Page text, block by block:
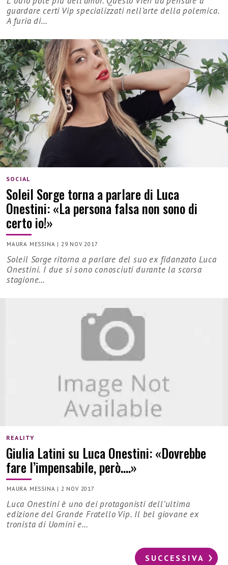
guardare certi Vip specializzati nell’arte della polemica.
A furia di…
SOCIAL
Soleil Sorge torna a parlare di Luca
Onestini: «La persona falsa non sono di
certo io!»
MAURA MESSINA | 29 NOV 2017
Soleil Sorge ritorna a parlare del suo ex fidanzato Luca
Onestini. I due si sono conosciuti durante la scorsa
stagione…
REALITY
Giulia Latini su Luca Onestini: «Dovrebbe
fare l’impensabile, però….»
MAURA MESSINA | 2 NOV 2017
Luca Onestini è uno dei protagonisti dell’ultima
edizione del Grande Fratello Vip. Il bel giovane ex
tronista di Uomini e…
SUCCESSIVA